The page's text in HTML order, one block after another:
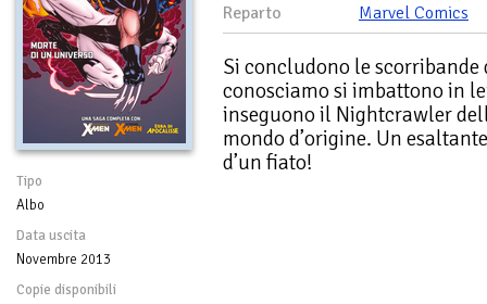
Tipo
Albo
Data uscita
Novembre 2013
Copie disponibili
Reparto
Marvel Comics
Si concludono le
conosciamo si imbattono in
inseguono il Nightcrawler
mondo d’origine. Un
d’un fiato!